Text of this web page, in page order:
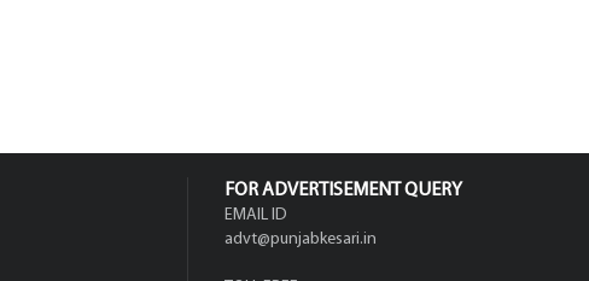
FOR ADVERTISEMENT QUERY
EMAIL ID
advt@punjabkesari.in